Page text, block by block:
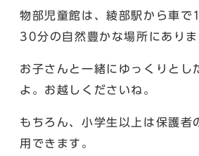
物部児童館は、綾部駅から車で
30分の自然豊かな場所にありま
お子さんと一緒にゆっくりとし
よ。お越しくださいね。
もちろん、小学生以上は保護者
用できます。